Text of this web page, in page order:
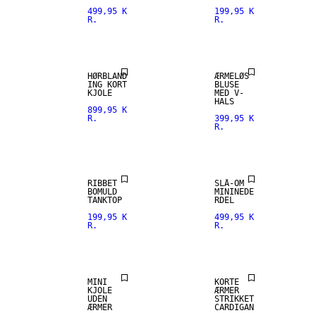
499,95 K
R.
199,95 K
R.
HØRBLAND
ING KORT
KJOLE
899,95 K
R.
ÆRMELØS
BLUSE
MED V-
HALS
399,95 K
R.
RIBBET
BOMULD
TANKTOP
199,95 K
R.
SLÅ-OM
MININEDE
RDEL
499,95 K
R.
MINI
KJOLE
UDEN
ÆRMER
KORTE
ÆRMER
STRIKKET
CARDIGAN